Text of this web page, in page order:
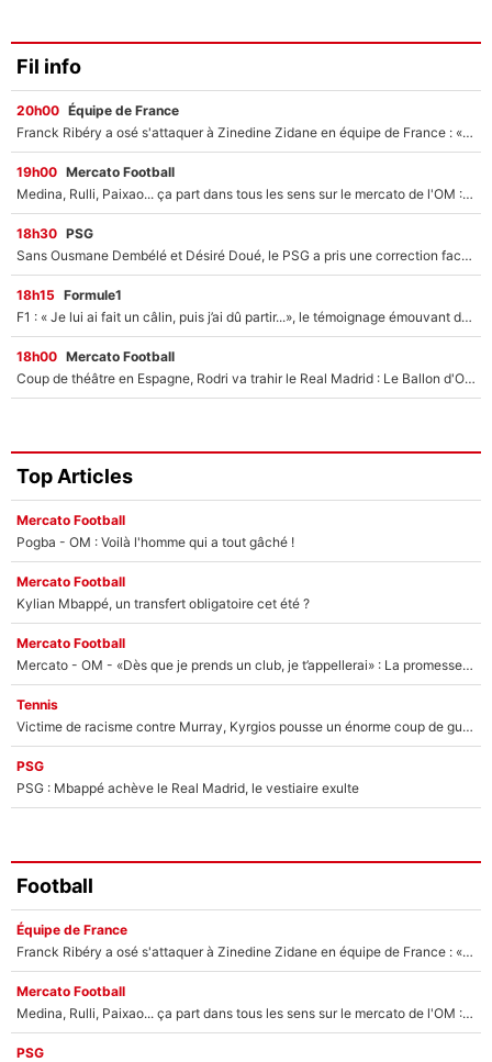
Fil info
20h00 Équipe de France
Franck Ribéry a osé s'attaquer à Zinedine Zidane en équipe de France : «Je n'aurais jamais fait ça»
19h00 Mercato Football
Medina, Rulli, Paixao... ça part dans tous les sens sur le mercato de l'OM : Frank McCourt va enfin récupérer l'argent qu'il attend ?
18h30 PSG
Sans Ousmane Dembélé et Désiré Doué, le PSG a pris une correction face à Majorque : Luis Enrique attend avec impatience des renforts !
18h15 Formule1
F1 : « Je lui ai fait un câlin, puis j’ai dû partir...», le témoignage émouvant de Max Verstappen sur sa fille
18h00 Mercato Football
Coup de théâtre en Espagne, Rodri va trahir le Real Madrid : Le Ballon d'Or a choisi de signer au FC Barcelone !
Top Articles
Mercato Football
Pogba - OM : Voilà l'homme qui a tout gâché !
Mercato Football
Kylian Mbappé, un transfert obligatoire cet été ?
Mercato Football
Mercato - OM - «Dès que je prends un club, je t’appellerai» : La promesse de Marcelino au moment de claquer la porte
Tennis
Victime de racisme contre Murray, Kyrgios pousse un énorme coup de gueule !
PSG
PSG : Mbappé achève le Real Madrid, le vestiaire exulte
Football
Équipe de France
Franck Ribéry a osé s'attaquer à Zinedine Zidane en équipe de France : «Je n'aurais jamais fait ça»
Mercato Football
Medina, Rulli, Paixao... ça part dans tous les sens sur le mercato de l'OM : Frank McCourt va enfin récupérer l'argent qu'il attend ?
PSG